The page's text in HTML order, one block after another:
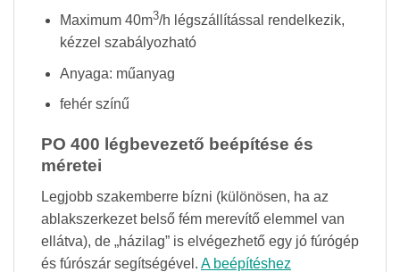
Maximum 40m3/h légszállítással rendelkezik,
kézzel szabályozható
Anyaga: műanyag
fehér színű
PO 400 légbevezető beépítése és
méretei
Legjobb szakemberre bízni (különösen, ha az
ablakszerkezet belső fém merevítő elemmel van
ellátva), de „házilag” is elvégezhető egy jó fúrógép
és fúrószár segítségével. A beépítéshez